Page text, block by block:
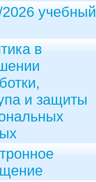
учебный
в
и защиты